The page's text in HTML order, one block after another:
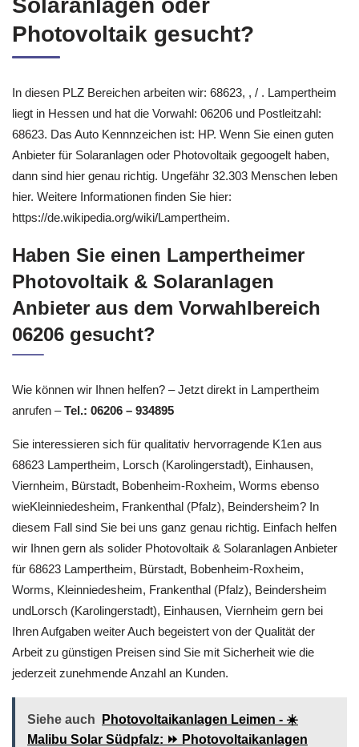
Solaranlagen oder
Photovoltaik gesucht?
In diesen PLZ Bereichen arbeiten wir: 68623, , / . Lampertheim
liegt in Hessen und hat die Vorwahl: 06206 und Postleitzahl:
68623. Das Auto Kennnzeichen ist: HP. Wenn Sie einen guten
Anbieter für Solaranlagen oder Photovoltaik gegoogelt haben,
dann sind hier genau richtig. Ungefähr 32.303 Menschen leben
hier. Weitere Informationen finden Sie hier:
https://de.wikipedia.org/wiki/Lampertheim.
Haben Sie einen Lampertheimer
Photovoltaik & Solaranlagen
Anbieter aus dem Vorwahlbereich
06206 gesucht?
Wie können wir Ihnen helfen? – Jetzt direkt in Lampertheim
anrufen –Tel.: 06206 – 934895
Sie interessieren sich für qualitativ hervorragende K1en aus
68623 Lampertheim, Lorsch (Karolingerstadt), Einhausen,
Viernheim, Bürstadt, Bobenheim-Roxheim, Worms ebenso
wieKleinniedesheim, Frankenthal (Pfalz), Beindersheim? In
diesem Fall sind Sie bei uns ganz genau richtig. Einfach helfen
wir Ihnen gern als solider Photovoltaik & Solaranlagen Anbieter
für 68623 Lampertheim, Bürstadt, Bobenheim-Roxheim,
Worms, Kleinniedesheim, Frankenthal (Pfalz), Beindersheim
undLorsch (Karolingerstadt), Einhausen, Viernheim gern bei
Ihren Aufgaben weiter Auch begeistert von der Qualität der
Arbeit zu günstigen Preisen sind Sie mit Sicherheit wie die
jederzeit zunehmende Anzahl an Kunden.
Siehe auch
Photovoltaikanlagen Leimen - ☀️
Malibu Solar Südpfalz: ⏩ Photovoltaikanlagen